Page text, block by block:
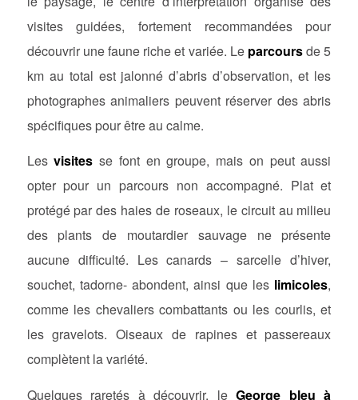
visites guidées, fortement recommandées pour
découvrir une faune riche et variée. Le parcoursde 5
km au total est jalonné d’abris d’observation, et les
photographes animaliers peuvent réserver des abris
spécifiques pour être au calme.
Lesvisites se font en groupe, mais on peut aussi
opter pour un parcours non accompagné. Plat et
protégé par des haies de roseaux, le circuit au milieu
des plants de moutardier sauvage ne présente
aucune difficulté. Les canards – sarcelle d’hiver,
souchet, tadorne- abondent, ainsi que les limicoles,
comme les chevaliers combattants ou les courlis, et
les gravelots. Oiseaux de rapines et passereaux
complètent la variété.
Quelques raretés à découvrir, leGeorge bleu à